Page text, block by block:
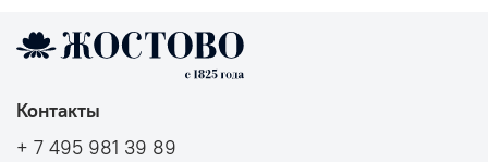
Контакты
+ 7 495 981 39 89